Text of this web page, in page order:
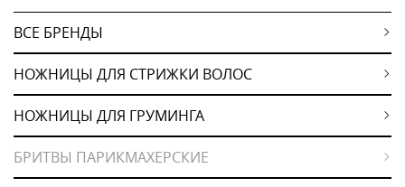
ВСЕ БРЕНДЫ
НОЖНИЦЫ ДЛЯ СТРИЖКИ ВОЛОС
НОЖНИЦЫ ДЛЯ ГРУМИНГА
БРИТВЫ ПАРИКМАХЕРСКИЕ